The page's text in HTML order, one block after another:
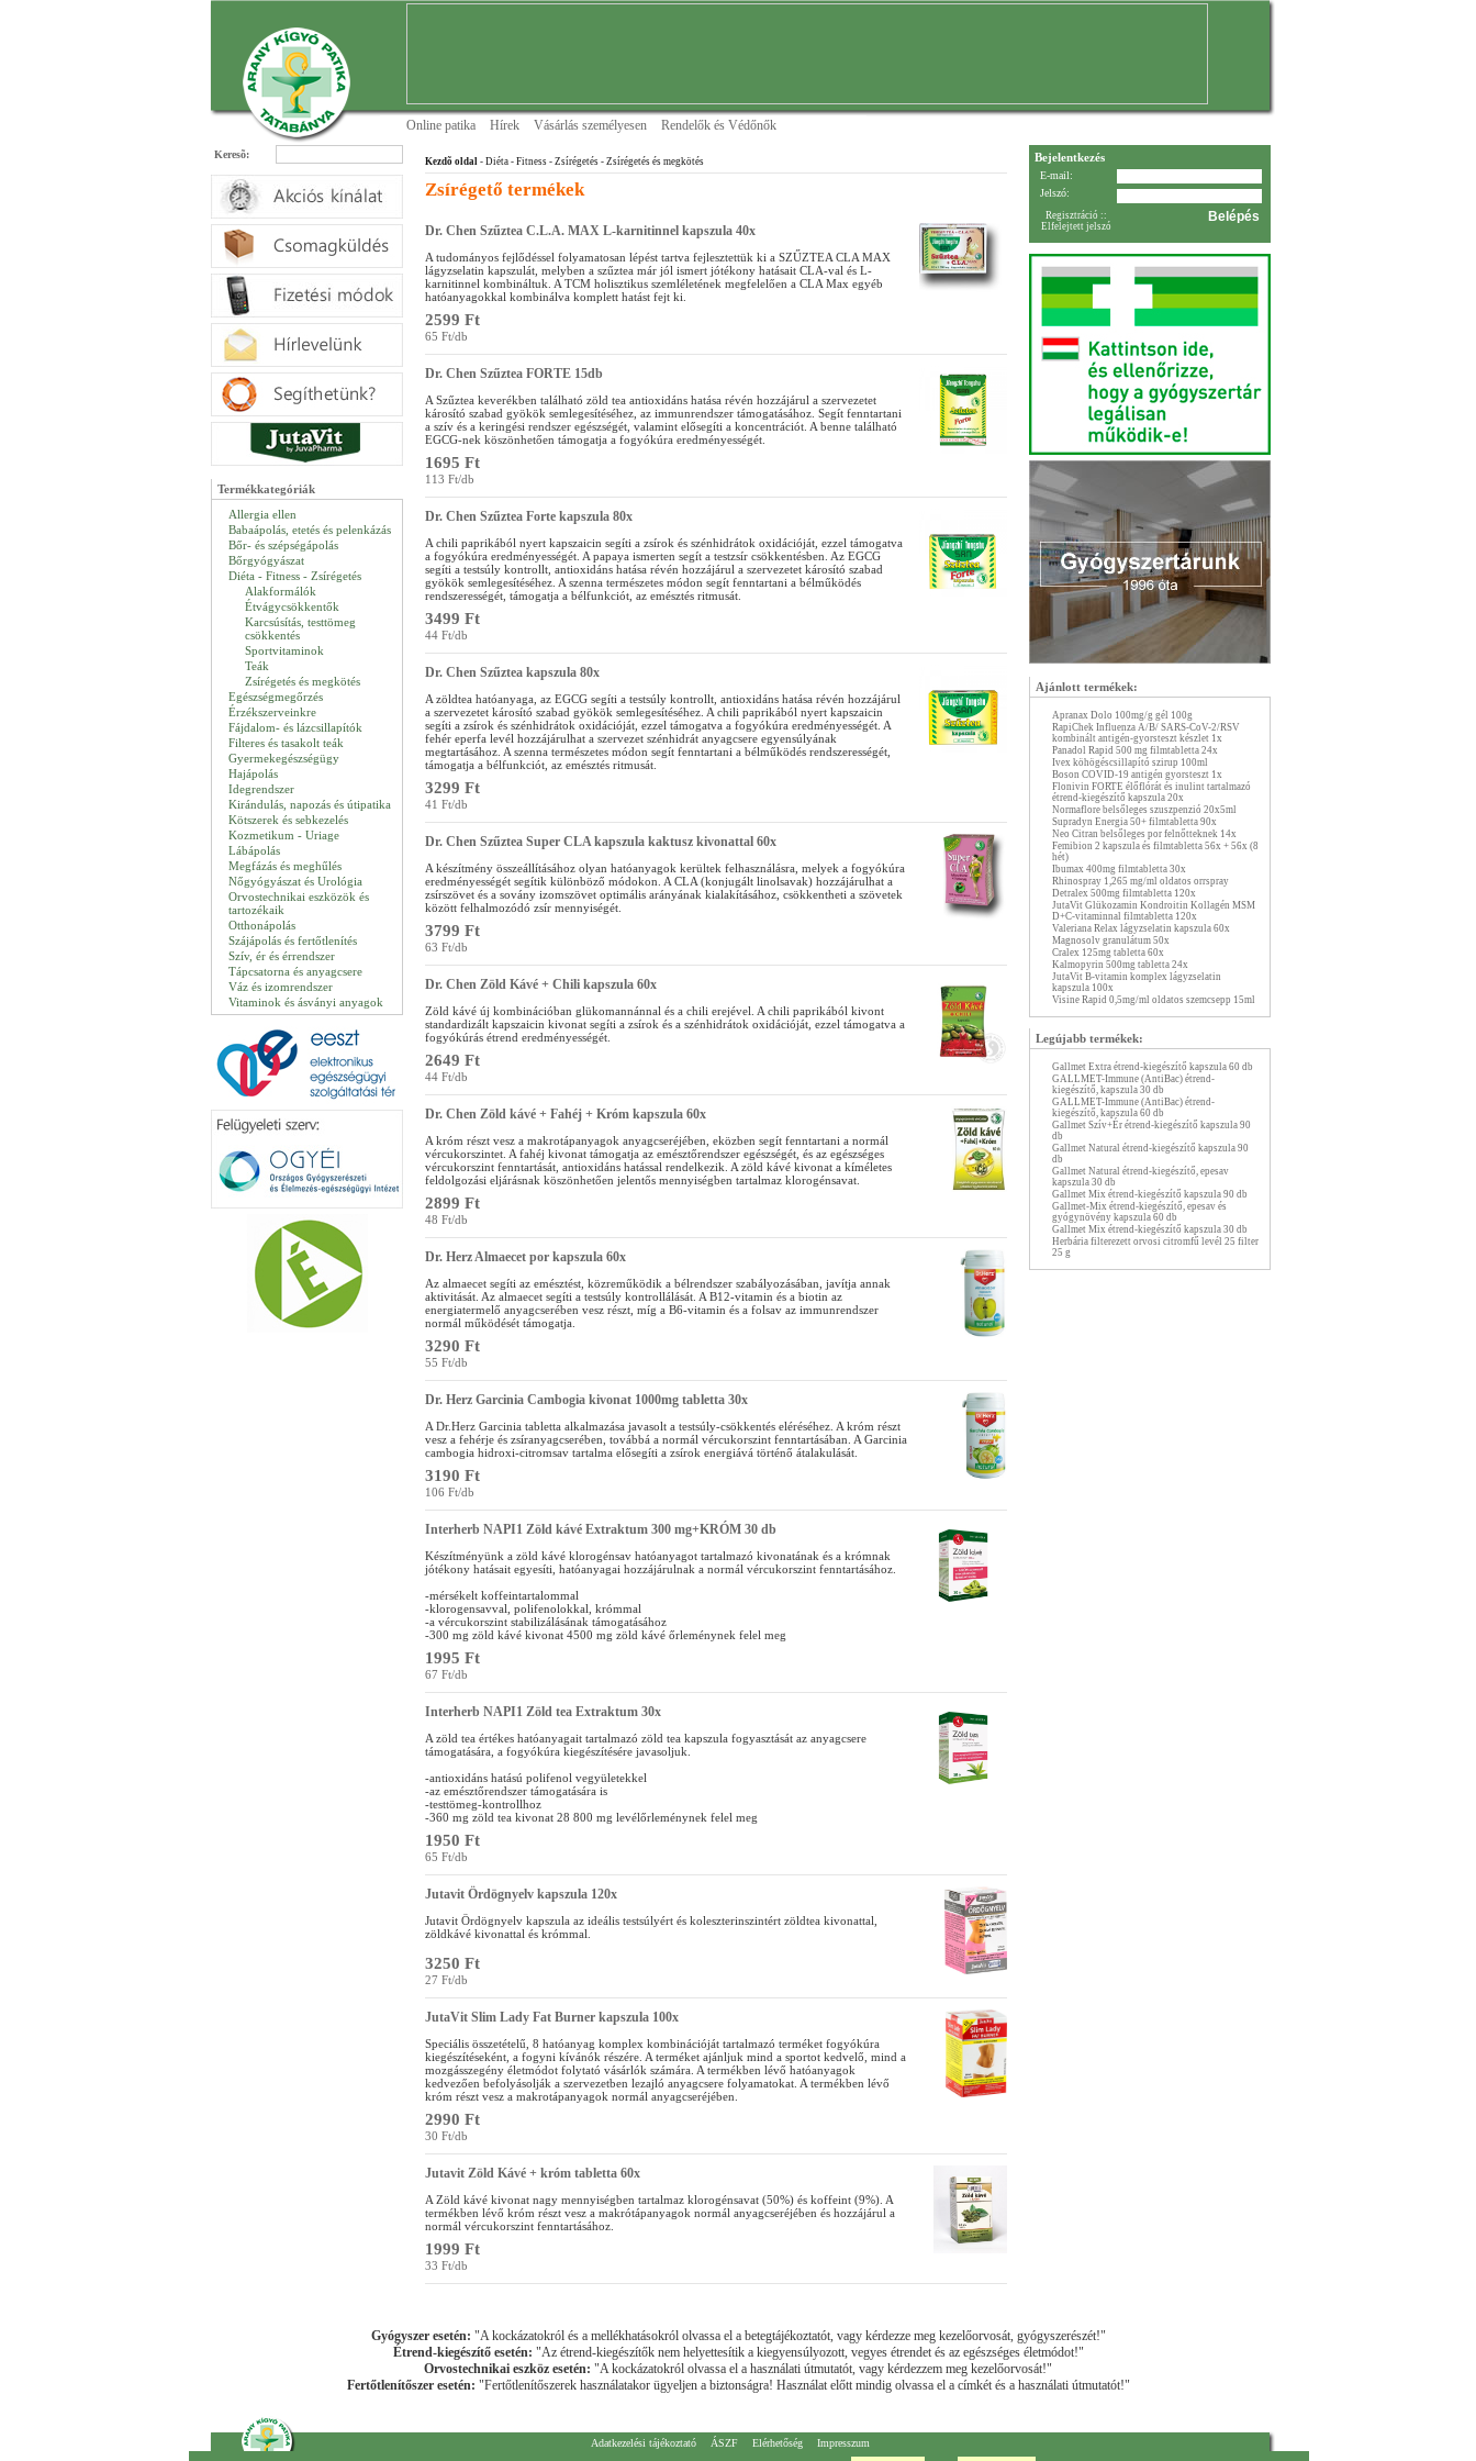
Online patika Hírek Vásárlás személyesen Rendelők és Védőnők
Keresõ:
Termékkategóriák
Allergia ellen
Babaápolás, etetés és pelenkázás
Bőr- és szépségápolás
Bőrgyógyászat
Diéta - Fitness - Zsírégetés
Alakformálók
Étvágycsökkentők
Karcsúsítás, testtömeg
csökkentés
Sportvitaminok
Teák
Zsírégetés és megkötés
Egészségmegőrzés
Érzékszerveinkre
Fájdalom- és lázcsillapítók
Filteres és tasakolt teák
Gyermekegészségügy
Hajápolás
Idegrendszer
Kirándulás, napozás és útipatika
Kötszerek és sebkezelés
Kozmetikum - Uriage
Lábápolás
Megfázás és meghűlés
Nőgyógyászat és Urológia
Orvostechnikai eszközök és
tartozékaik
Otthonápolás
Szájápolás és fertőtlenítés
Szív, ér és érrendszer
Tápcsatorna és anyagcsere
Váz és izomrendszer
Vitaminok és ásványi anyagok
Kezdõ oldal - Diéta - Fitness - Zsírégetés - Zsírégetés és megkötés
Zsírégető termékek
Dr. Chen Szűztea C.L.A. MAX L-karnitinnel kapszula 40x
A tudományos fejlődéssel folyamatosan lépést tartva fejlesztettük ki a SZŰZTEA CLA MAX
lágyzselatin kapszulát, melyben a szűztea már jól ismert jótékony hatásait CLA-val és L-
karnitinnel kombináltuk. A TCM holisztikus szemléletének megfelelően a CLA Max egyéb
hatóanyagokkal kombinálva komplett hatást fejt ki.
2599 Ft
65 Ft/db
Dr. Chen Szűztea FORTE 15db
A Szűztea keverékben található zöld tea antioxidáns hatása révén hozzájárul a szervezetet
károsító szabad gyökök semlegesítéséhez, az immunrendszer támogatásához. Segít fenntartani
a szív és a keringési rendszer egészségét, valamint elősegíti a koncentrációt. A benne található
EGCG-nek köszönhetően támogatja a fogyókúra eredményességét.
1695 Ft
113 Ft/db
Dr. Chen Szűztea Forte kapszula 80x
A chili paprikából nyert kapszaicin segíti a zsírok és szénhidrátok oxidációját, ezzel támogatva
a fogyókúra eredményességét. A papaya ismerten segít a testzsír csökkentésben. Az EGCG
segíti a testsúly kontrollt, antioxidáns hatása révén hozzájárul a szervezetet károsító szabad
gyökök semlegesítéséhez. A szenna természetes módon segít fenntartani a bélműködés
rendszerességét, támogatja a bélfunkciót, az emésztés ritmusát.
3499 Ft
44 Ft/db
Dr. Chen Szűztea kapszula 80x
A zöldtea hatóanyaga, az EGCG segíti a testsúly kontrollt, antioxidáns hatása révén hozzájárul
a szervezetet károsító szabad gyökök semlegesítéséhez. A chili paprikából nyert kapszaicin
segíti a zsírok és szénhidrátok oxidációját, ezzel támogatva a fogyókúra eredményességét. A
fehér eperfa levél hozzájárulhat a szervezet szénhidrát anyagcsere egyensúlyának
megtartásához. A szenna természetes módon segít fenntartani a bélműködés rendszerességét,
támogatja a bélfunkciót, az emésztés ritmusát.
3299 Ft
41 Ft/db
Dr. Chen Szűztea Super CLA kapszula kaktusz kivonattal 60x
A készítmény összeállításához olyan hatóanyagok kerültek felhasználásra, melyek a fogyókúra
eredményességét segítik különböző módokon. A CLA (konjugált linolsavak) hozzájárulhat a
zsírszövet és a sovány izomszövet optimális arányának kialakításához, csökkentheti a szövetek
között felhalmozódó zsír mennyiségét.
3799 Ft
63 Ft/db
Dr. Chen Zöld Kávé + Chili kapszula 60x
Zöld kávé új kombinációban glükomannánnal és a chili erejével. A chili paprikából kivont
standardizált kapszaicin kivonat segíti a zsírok és a szénhidrátok oxidációját, ezzel támogatva a
fogyókúrás étrend eredményességét.
2649 Ft
44 Ft/db
Dr. Chen Zöld kávé + Fahéj + Króm kapszula 60x
A króm részt vesz a makrotápanyagok anyagcseréjében, eközben segít fenntartani a normál
vércukorszintet. A fahéj kivonat támogatja az emésztőrendszer egészségét, és az egészséges
vércukorszint fenntartását, antioxidáns hatással rendelkezik. A zöld kávé kivonat a kíméletes
feldolgozási eljárásnak köszönhetően jelentős mennyiségben tartalmaz klorogénsavat.
2899 Ft
48 Ft/db
Dr. Herz Almaecet por kapszula 60x
Az almaecet segíti az emésztést, közreműködik a bélrendszer szabályozásában, javítja annak
aktivitását. Az almaecet segíti a testsúly kontrollálását. A B12-vitamin és a biotin az
energiatermelő anyagcserében vesz részt, míg a B6-vitamin és a folsav az immunrendszer
normál működését támogatja.
3290 Ft
55 Ft/db
Dr. Herz Garcinia Cambogia kivonat 1000mg tabletta 30x
A Dr.Herz Garcinia tabletta alkalmazása javasolt a testsúly-csökkentés eléréséhez. A króm részt
vesz a fehérje és zsíranyagcserében, továbbá a normál vércukorszint fenntartásában. A Garcinia
cambogia hidroxi-citromsav tartalma elősegíti a zsírok energiává történő átalakulását.
3190 Ft
106 Ft/db
Interherb NAPI1 Zöld kávé Extraktum 300 mg+KRÓM 30 db
Készítményünk a zöld kávé klorogénsav hatóanyagot tartalmazó kivonatának és a krómnak
jótékony hatásait egyesíti, hatóanyagai hozzájárulnak a normál vércukorszint fenntartásához.
-mérsékelt koffeintartalommal
-klorogensavval, polifenolokkal, krómmal
-a vércukorszint stabilizálásának támogatásához
-300 mg zöld kávé kivonat 4500 mg zöld kávé őrleménynek felel meg
1995 Ft
67 Ft/db
Interherb NAPI1 Zöld tea Extraktum 30x
A zöld tea értékes hatóanyagait tartalmazó zöld tea kapszula fogyasztását az anyagcsere
támogatására, a fogyókúra kiegészítésére javasoljuk.
-antioxidáns hatású polifenol vegyületekkel
-az emésztőrendszer támogatására is
-testtömeg-kontrollhoz
-360 mg zöld tea kivonat 28 800 mg levélőrleménynek felel meg
1950 Ft
65 Ft/db
Jutavit Ördögnyelv kapszula 120x
Jutavit Ördögnyelv kapszula az ideális testsúlyért és koleszterinszintért zöldtea kivonattal,
zöldkávé kivonattal és krómmal.
3250 Ft
27 Ft/db
JutaVit Slim Lady Fat Burner kapszula 100x
Speciális összetételű, 8 hatóanyag komplex kombinációját tartalmazó terméket fogyókúra
kiegészítéseként, a fogyni kívánók részére. A terméket ajánljuk mind a sportot kedvelő, mind a
mozgásszegény életmódot folytató vásárlók számára. A termékben lévő hatóanyagok
kedvezően befolyásolják a szervezetben lezajló anyagcsere folyamatokat. A termékben lévő
króm részt vesz a makrotápanyagok normál anyagcseréjében.
2990 Ft
30 Ft/db
Jutavit Zöld Kávé + króm tabletta 60x
A Zöld kávé kivonat nagy mennyiségben tartalmaz klorogénsavat (50%) és koffeint (9%). A
termékben lévő króm részt vesz a makrótápanyagok normál anyagcseréjében és hozzájárul a
normál vércukorszint fenntartásához.
1999 Ft
33 Ft/db
Bejelentkezés
E-mail:
Jelszó:
Regisztráció ::
Elfelejtett jelszó
Ajánlott termékek:
Apranax Dolo 100mg/g gél 100g
RapiChek Influenza A/B/ SARS-CoV-2/RSV
kombinált antigén-gyorsteszt készlet 1x
Panadol Rapid 500 mg filmtabletta 24x
Ivex köhögéscsillapító szirup 100ml
Boson COVID-19 antigén gyorsteszt 1x
Flonivin FORTE élőflórát és inulint tartalmazó
étrend-kiegészítő kapszula 20x
Normaflore belsőleges szuszpenzió 20x5ml
Supradyn Energia 50+ filmtabletta 90x
Neo Citran belsőleges por felnőtteknek 14x
Femibion 2 kapszula és filmtabletta 56x + 56x (8
hét)
Ibumax 400mg filmtabletta 30x
Rhinospray 1,265 mg/ml oldatos orrspray
Detralex 500mg filmtabletta 120x
JutaVit Glükozamin Kondroitin Kollagén MSM
D+C-vitaminnal filmtabletta 120x
Valeriana Relax lágyzselatin kapszula 60x
Magnosolv granulátum 50x
Cralex 125mg tabletta 60x
Kalmopyrin 500mg tabletta 24x
JutaVit B-vitamin komplex lágyzselatin
kapszula 100x
Visine Rapid 0,5mg/ml oldatos szemcsepp 15ml
Legújabb termékek:
Gallmet Extra étrend-kiegészítő kapszula 60 db
GALLMET-Immune (AntiBac) étrend-
kiegészítő, kapszula 30 db
GALLMET-Immune (AntiBac) étrend-
kiegészítő, kapszula 60 db
Gallmet Szív+Ér étrend-kiegészítő kapszula 90
db
Gallmet Natural étrend-kiegészítő kapszula 90
db
Gallmet Natural étrend-kiegészítő, epesav
kapszula 30 db
Gallmet Mix étrend-kiegészítő kapszula 90 db
Gallmet-Mix étrend-kiegészítő, epesav és
gyógynövény kapszula 60 db
Gallmet Mix étrend-kiegészítő kapszula 30 db
Herbária filterezett orvosi citromfű levél 25 filter
25 g
Gyógyszer esetén: "A kockázatokról és a mellékhatásokról olvassa el a betegtájékoztatót, vagy kérdezze meg kezelőorvosát, gyógyszerészét!"
Étrend-kiegészítő esetén: "Az étrend-kiegészítők nem helyettesítik a kiegyensúlyozott, vegyes étrendet és az egészséges életmódot!"
Orvostechnikai eszköz esetén: "A kockázatokról olvassa el a használati útmutatót, vagy kérdezzem meg kezelőorvosát!"
Fertőtlenítőszer esetén: "Fertőtlenítőszerek használatakor ügyeljen a biztonságra! Használat előtt mindig olvassa el a címkét és a használati útmutatót!"
Adatkezelési tájékoztató ÁSZF Elérhetőség
Impresszum